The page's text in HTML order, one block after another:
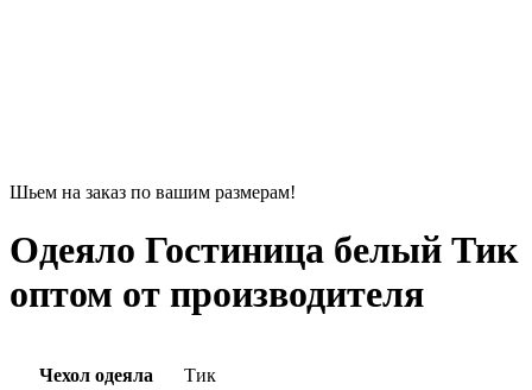
Шьем на заказ по вашим размерам!
Одеяло Гостиница белый Тик
оптом от производителя
Чехол одеяла Тик